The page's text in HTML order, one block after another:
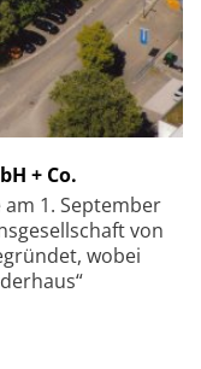
+ Co.
1. September
von
wobei